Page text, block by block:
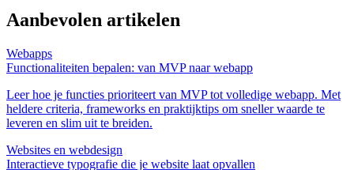
Aanbevolen artikelen
Webapps
Functionaliteiten bepalen: van MVP naar webapp
Leer hoe je functies prioriteert van MVP tot volledige webapp. Met
heldere criteria, frameworks en praktijktips om sneller waarde te
leveren en slim uit te breiden.
Websites en webdesign
Interactieve typografie die je website laat opvallen